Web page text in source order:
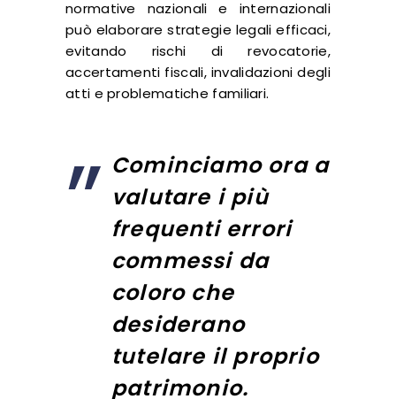
normative nazionali e internazionali
può elaborare strategie legali efficaci,
evitando rischi di revocatorie,
accertamenti fiscali, invalidazioni degli
atti e problematiche familiari.
Cominciamo ora a
valutare i più
frequenti errori
commessi da
coloro che
desiderano
tutelare il proprio
patrimonio.